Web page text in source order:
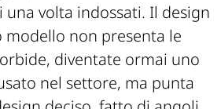
volta indossati. Il design
modello non presenta le
diventate ormai uno
nel settore, ma punta